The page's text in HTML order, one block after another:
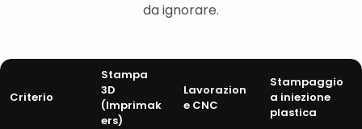
da ignorare.
Criterio
Stampa
3D
(Imprimak
ers)
Lavorazion
e CNC
Stampaggio
a iniezione
plastica